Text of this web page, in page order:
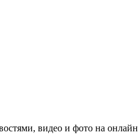
видео и фото на